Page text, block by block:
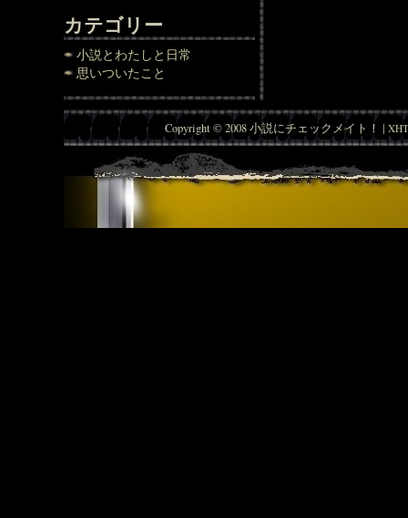
カテゴリー
小説とわたしと日常
思いついたこと
Copyright © 2008 小説にチェックメイト！ |